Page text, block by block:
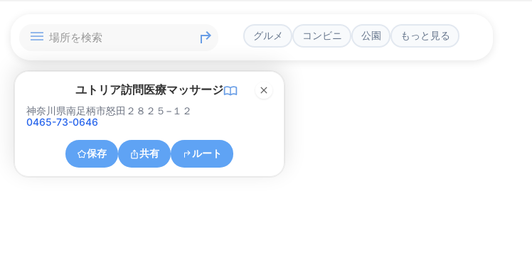
グルメ コンビニ 公園 もっと見る
ユトリア訪問医療マッサージ
神奈川県南足柄市怒田２８２５−１２
0465-73-0646
保存 共有 ルート